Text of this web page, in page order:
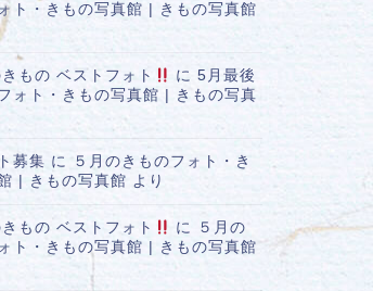
ト・きもの写真館 | きもの写真館
もの ベストフォト に5月最後
ォト・きもの写真館 | きもの写真
募集 に
５月のきものフォト・き
| きもの写真館 より
もの ベストフォト に
５月の
ト・きもの写真館 | きもの写真館